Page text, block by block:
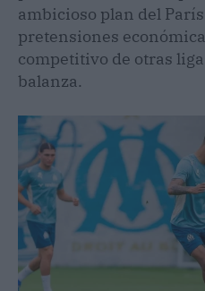
Su posible
ofrecimientos a
Más allá de las fronteras
fuerza en los despachos
podido saber este diario
cercanos al jugador
a varios equipos
Entre ellos destacan el
clubes que buscan dar
sus plantillas y que
futbolista ideal para